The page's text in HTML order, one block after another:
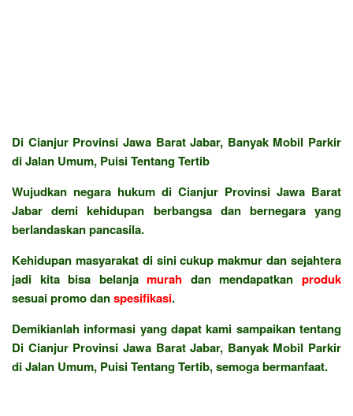
Di Cianjur Provinsi Jawa Barat Jabar, Banyak Mobil Parkir
di Jalan Umum, Puisi Tentang Tertib
Wujudkan negara hukum di Cianjur Provinsi Jawa Barat
Jabar demi kehidupan berbangsa dan bernegara yang
berlandaskan pancasila.
Kehidupan masyarakat di sini cukup makmur dan sejahtera
jadi kita bisa belanjamurah dan mendapatkanproduk
sesuai promo danspesifikasi.
Demikianlah informasi yang dapat kami sampaikan tentang
Di Cianjur Provinsi Jawa Barat Jabar, Banyak Mobil Parkir
di Jalan Umum, Puisi Tentang Tertib, semoga bermanfaat.